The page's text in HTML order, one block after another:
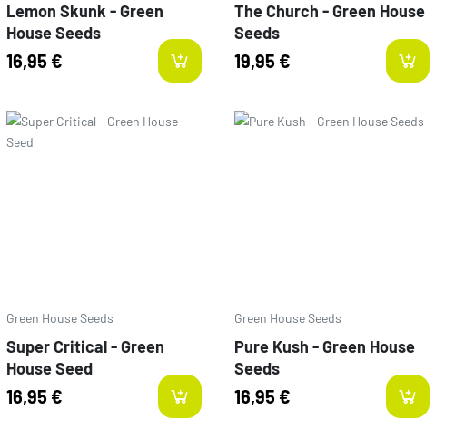
Lemon Skunk - Green
House Seeds
16,95 €
The Church - Green House
Seeds
19,95 €
Prezzo
Green House Seeds
Super Critical - Green
House Seed
16,95 €
Prezzo
Green House Seeds
Pure Kush - Green House
Seeds
16,95 €